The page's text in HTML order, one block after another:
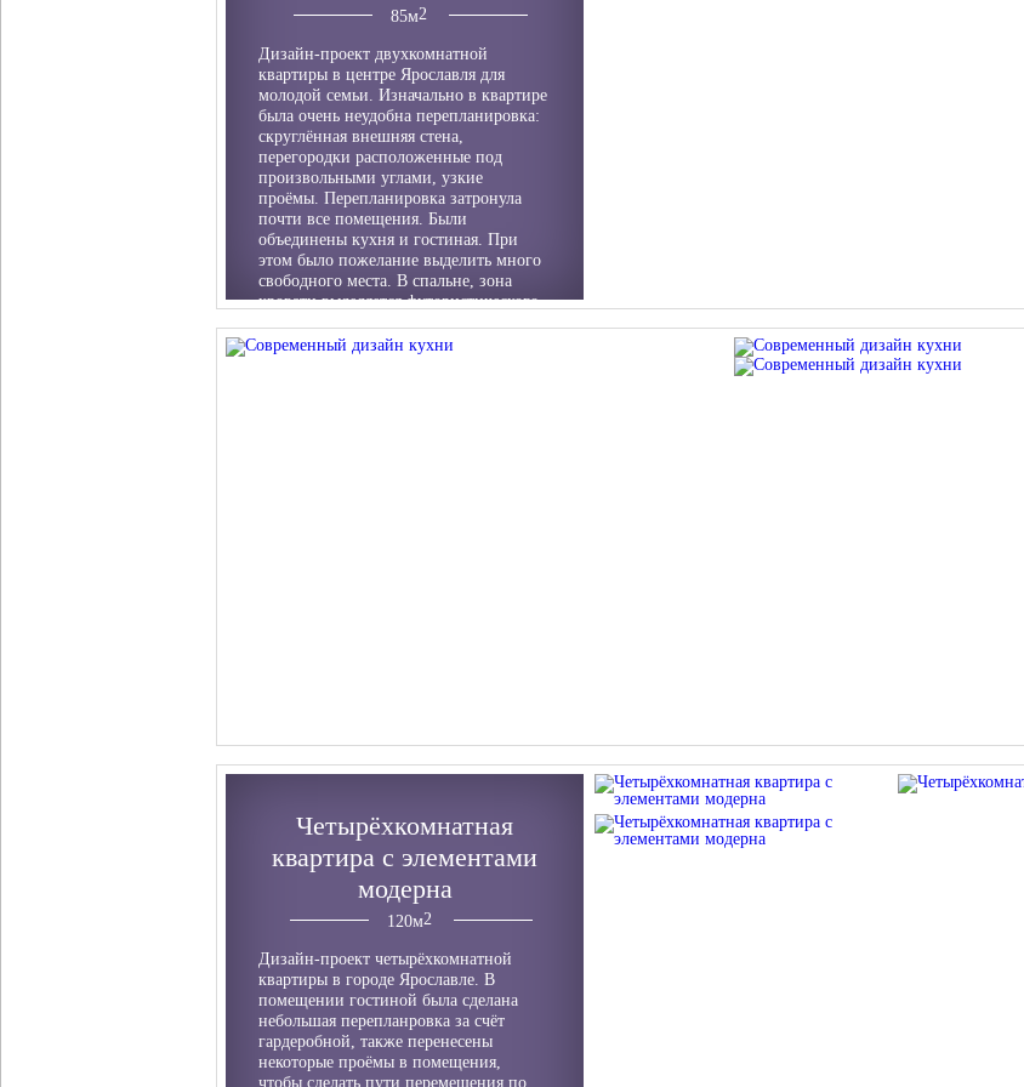
85м
Дизайн-проект двухкомнатной
квартиры в центре Ярославля для
молодой семьи. Изначально в квартире
была очень неудобна перепланировка:
скруглённая внешняя стена,
перегородки расположенные под
произвольными углами, узкие
проёмы. Перепланировка затронула
почти все помещения. Были
объединены кухня и гостиная. При
этом было пожелание выделить много
свободного места. В спальне, зона
кровати выделяется футористического
организован рабочий стол,
Четырёхкомнатная
квартира с элементами
модерна
120м
Дизайн-проект четырёхкомнатной
квартиры в городе Ярославле. В
помещении гостиной была сделана
небольшая перепланровка за счёт
гардеробной, также перенесены
некоторые проёмы в помещения,
чтобы сделать пути перемещения по